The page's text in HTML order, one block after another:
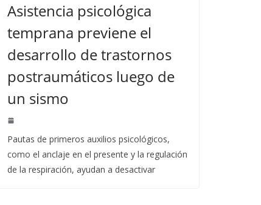
Asistencia psicológica
temprana previene el
desarrollo de trastornos
postraumáticos luego de
un sismo
Pautas de primeros auxilios psicológicos,
como el anclaje en el presente y la regulación
de la respiración, ayudan a desactivar